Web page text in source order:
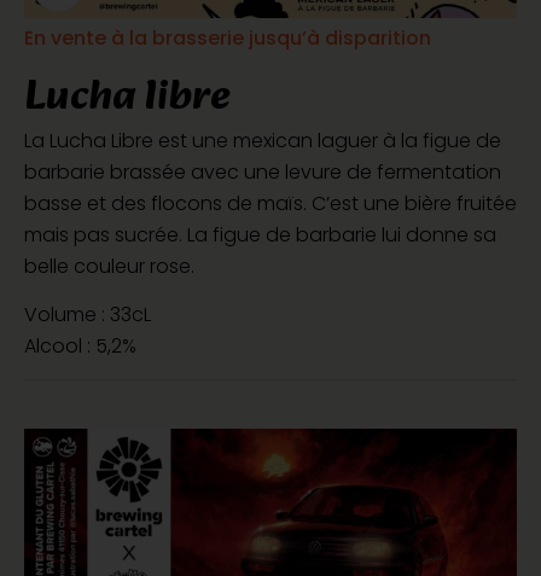
En vente à la brasserie jusqu’à disparition
Lucha libre
La Lucha Libre est une mexican laguer à la figue de
barbarie brassée avec une levure de fermentation
basse et des flocons de maïs. C’est une bière fruitée
mais pas sucrée. La figue de barbarie lui donne sa
belle couleur rose.
Volume : 33cL
Alcool : 5,2%